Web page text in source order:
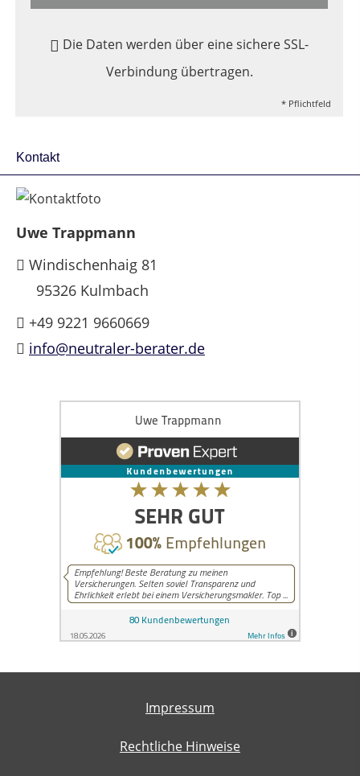
Die Daten werden über eine sichere SSL-
Verbindung übertragen.
* Pflichtfeld
Kontakt
Uwe Trappmann
Windischenhaig 81
95326 Kulmbach
+49 9221 9660669
info@neutraler-berater.de
Impressum
Rechtliche Hinweise